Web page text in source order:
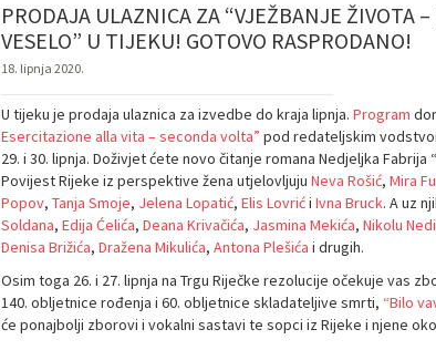
PRODAJA ULAZNICA ZA “VJEŽBANJE ŽIVOTA
VESELO” U TIJEKU! GOTOVO RASPRODANO!
18. lipnja 2020.
U tijeku je prodaja ulaznica za izvedbe do kraja lipnja. Program
Esercitazione alla vita – seconda volta” pod redateljskim
29. i 30. lipnja. Doživjet ćete novo čitanje romana Nedjeljka
Povijest Rijeke iz perspektive žena utjelovljuju Neva Rošić, Mira
Popov, Tanja Smoje, Jelena Lopatić, Elis Lovrići Ivna Bruck. A uz
Soldana, Edija Ćelića, Deana Krivačića, Jasmina Mekića, Nikolu
Denisa Brižića, Dražena Mikulića, Antona Plešića i drugih.
Osim toga 26. i 27. lipnja na Trgu Riječke rezolucije očekuje vas
140. obljetnice rođenja i 60. obljetnice skladateljive smrti, “Bilo
će ponajbolji zborovi i vokalni sastavi te sopci iz Rijeke i njene